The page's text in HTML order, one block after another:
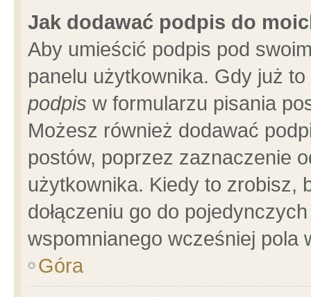
Jak dodawać podpis do
Aby umieścić podpis pod
panelu użytkownika. Gdy już
podpis w formularzu pisania
Możesz również dodawać
postów, poprzez zaznaczenie
użytkownika. Kiedy to zrobisz,
dołączeniu go do
wspomnianego wcześniej pola
Góra